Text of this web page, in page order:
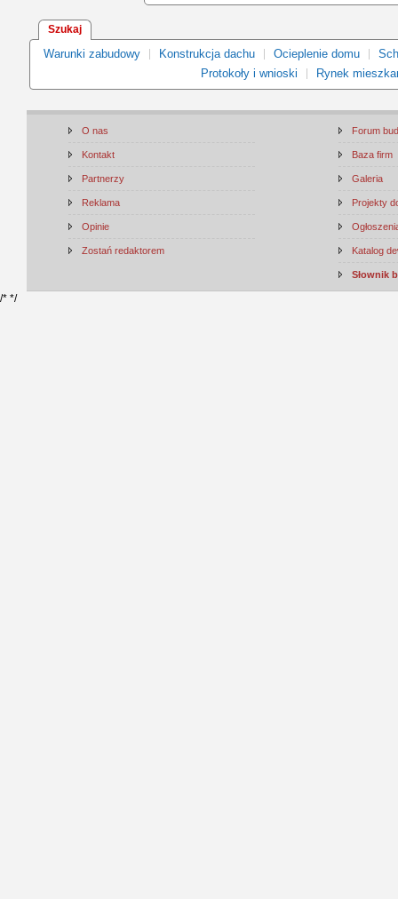
Szukaj
Warunki zabudowy Konstrukcja dachu Ocieplenie domu
Protokoły i wnioski
Rynek
O nas
Kontakt
Partnerzy
Reklama
Opinie
Zostań redaktorem
Forum
Baza firm
Galeria
Projekty
Katalog
Słownik
/* */